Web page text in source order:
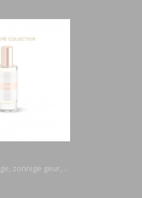
zonnige geur,…